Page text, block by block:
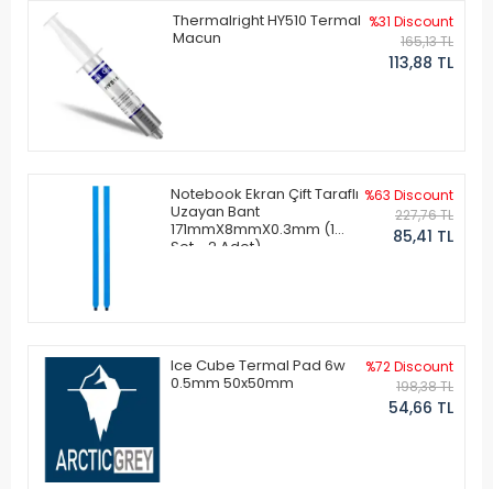
Thermalright HY510 Termal
Macun
%31 Discount
165,13 TL
113,88 TL
Notebook Ekran Çift Taraflı
Uzayan Bant
171mmX8mmX0.3mm (1
Set - 2 Adet)
%63 Discount
227,76 TL
85,41 TL
Ice Cube Termal Pad 6w
0.5mm 50x50mm
%72 Discount
198,38 TL
54,66 TL